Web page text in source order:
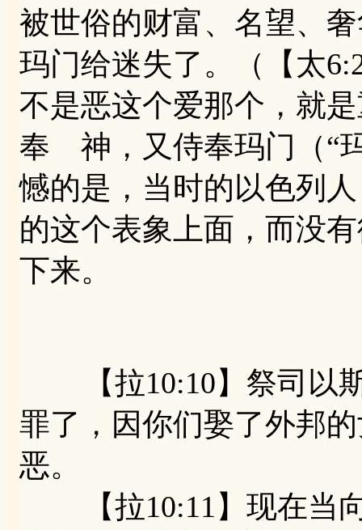
被世俗的财富、名望、
玛门给迷失了。（【太
不是恶这个爱那个，就
奉 神，又侍奉玛门（“
憾的是，当时的以色列
的这个表象上面，而没
下来。
【拉10:10】祭司以斯
罪了，因你们娶了外邦
恶。
【拉10:11】现在当